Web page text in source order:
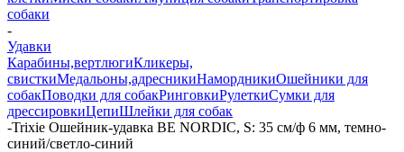
собаки
-
Удавки
Карабины,вертлюгиКликеры,
свисткиМедальоны,адресникиНамордникиОшейники для
собакПоводки для собакРинговкиРулеткиСумки для
дрессировкиЦепиШлейки для собак
-Trixie Ошейник-удавка BE NORDIC, S: 35 см/ф 6 мм, темно-
синий/светло-синий